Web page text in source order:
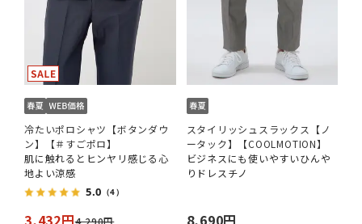
冷たいポロシャツ【ボタンダウ
ン】【＃すごポロ】
肌に触れるとヒンヤリ感じる心
地よい涼感
5.0 （4）
3,432円4,290円
スタイリッシュスラックス【ノ
ータック】【COOLMOTION】
ビジネスにも使いやすいひんや
りドレスチノ
8,690円